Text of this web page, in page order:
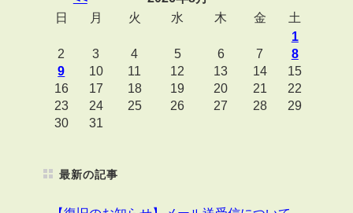
日
月 火 水 木 金
土
1
2
3 4 5 6 7
8
9
10 11 12 13 14
15
16
17 18 19 20 21
22
23
24 25 26 27 28
29
30
31
最新の記事